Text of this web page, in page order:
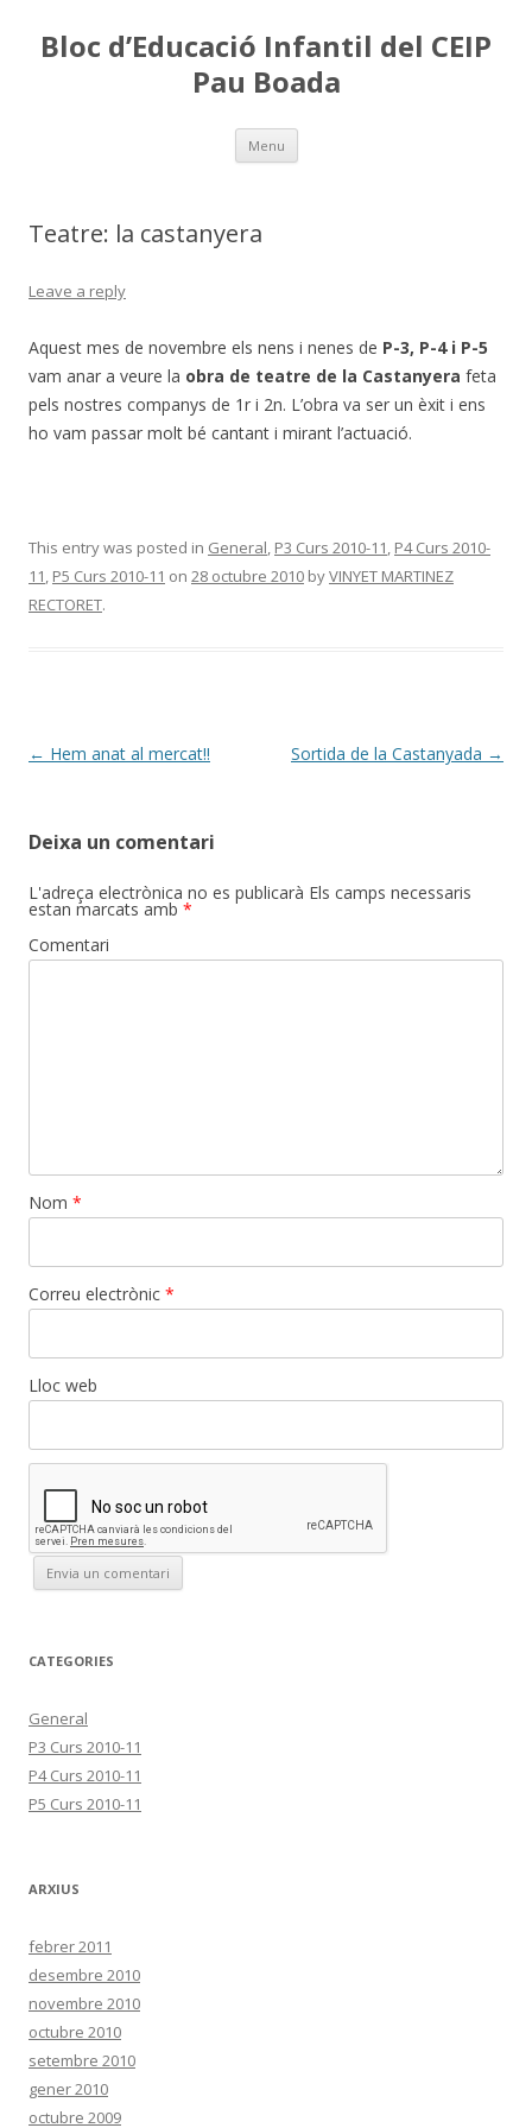
Bloc d’Educació Infantil del CEIP
Pau Boada
Menu Skip
content
Teatre: la castanyera
Leave a reply
Aquest mes de novembre els nens i nenes de P-3, P-4 i P-5
vam anar a veure la obra de teatre de la Castanyera feta
pels nostres companys de 1r i 2n. L’obra va ser un èxit i ens
ho vam passar molt bé cantant i mirant l’actuació.
This entry was posted in General, P3 Curs 2010-11, P4 Curs 2010-
11, P5 Curs 2010-11 on 28 octubre 2010 byVINYET MARTINEZ
RECTORET.
Post
← Hem anat al mercat!! Sortida de la Castanyada →
Deixa un comentari
L'adreça electrònica no es publicarà Els camps necessaris
estan marcats amb *
Comentari
Nom *
Correu electrònic *
Lloc web
CATEGORIES
General
P3 Curs 2010-11
P4 Curs 2010-11
P5 Curs 2010-11
ARXIUS
febrer 2011
desembre 2010
novembre 2010
octubre 2010
setembre 2010
gener 2010
octubre 2009